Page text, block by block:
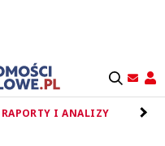
RAPORTY I ANALIZY